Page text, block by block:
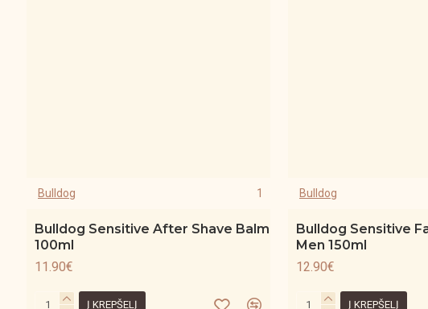
Bulldog 1
Bulldog Sensitive After Shave Balm
100ml
11.90€
Į KREPŠELĮ
Bulldog
Bulldog Sensitive
Men 150ml
12.90€
Į KREPŠELĮ